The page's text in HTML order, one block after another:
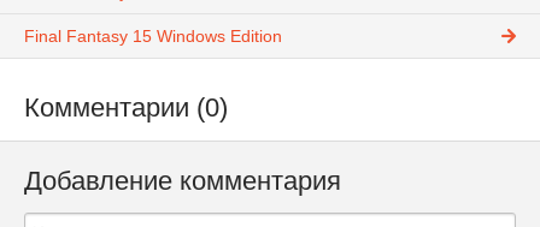
Final Fantasy 15 Windows Edition
Комментарии (0)
Добавление комментария